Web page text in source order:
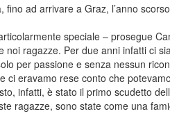
ad arrivare a Graz, l’anno
speciale – prosegue
ragazze. Per due anni infatti ci
per passione e senza nessun
ci eravamo rese conto che
infatti, è stato il primo scudetto
ragazze, sono state come una